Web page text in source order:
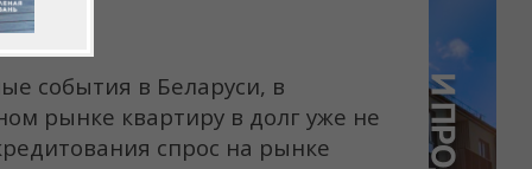
события в Беларуси, в
рынке квартиру в долг уже не
спрос на рынке